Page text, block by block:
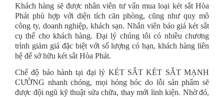
Khách hàng sẽ được nhân viên tư vấn mua loại két sắt Hòa
Phát phù hợp với diện tích căn phòng, cũng như quy mô
công ty, doanh nghiệp, khách sạn. Nhân viên báo giá két sắt
cụ thể cho khách hàng. Đại lý chúng tôi có nhiều chương
trình giảm giá đặc biệt với số lượng có hạn, khách hàng liên
hệ để sở hữu két sắt Hòa Phát.
Chế độ bảo hành tại đại lý KÉT SẮT KÉT SẮT MẠNH
CƯỜNG nhanh chóng, mọi hỏng hóc do lỗi sản phẩm sẽ
được đội ngũ kỹ thuật sửa chữa, thay mới linh kiện. Nhờ đó,